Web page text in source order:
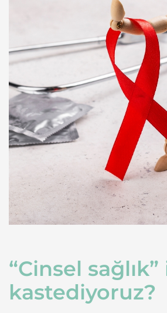
“Cinsel
kastediyoruz?